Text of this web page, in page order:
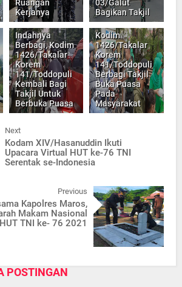
Ruangan
Kerjanya
03/Galut
Bagikan Takjil
Indahnya
Berbagi, Kodim
1426/Takalar
Korem
141/Toddopuli
Kembali Bagi
Takjil Untuk
Berbuka Puasa
Kodim
1426/Takalar
Korem
141/Toddopuli
Berbagi Takjil
Buka Puasa
Pada
Masyarakat
Next
Kodam XIV/Hasanuddin Ikuti
Upacara Virtual HUT ke-76 TNI
Serentak se-Indonesia
Previous
Kapolres Maros,
Makam Nasional
TNI ke- 76 2021
POSTINGAN